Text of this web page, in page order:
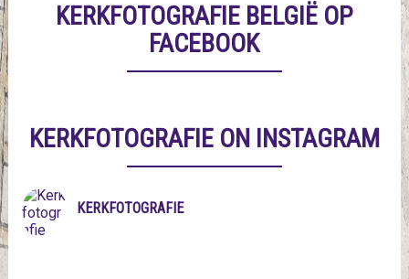
KERKFOTOGRAFIE BELGIË OP
FACEBOOK
KERKFOTOGRAFIE ON INSTAGRAM
KERKFOTOGRAFIE